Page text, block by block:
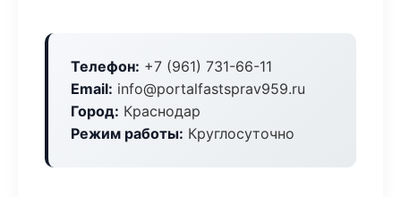
Телефон: +7 (961) 731-66-11
Email: info@portalfastsprav959.ru
Город: Краснодар
Режим работы: Круглосуточно